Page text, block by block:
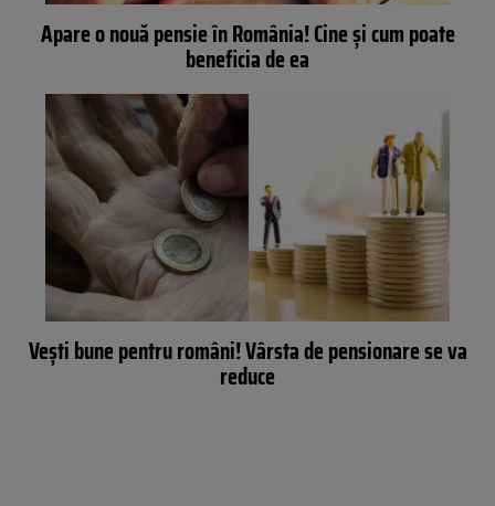
Apare o nouă pensie în România! Cine şi cum poate
beneficia de ea
Vești bune pentru români! Vârsta de pensionare se va
reduce